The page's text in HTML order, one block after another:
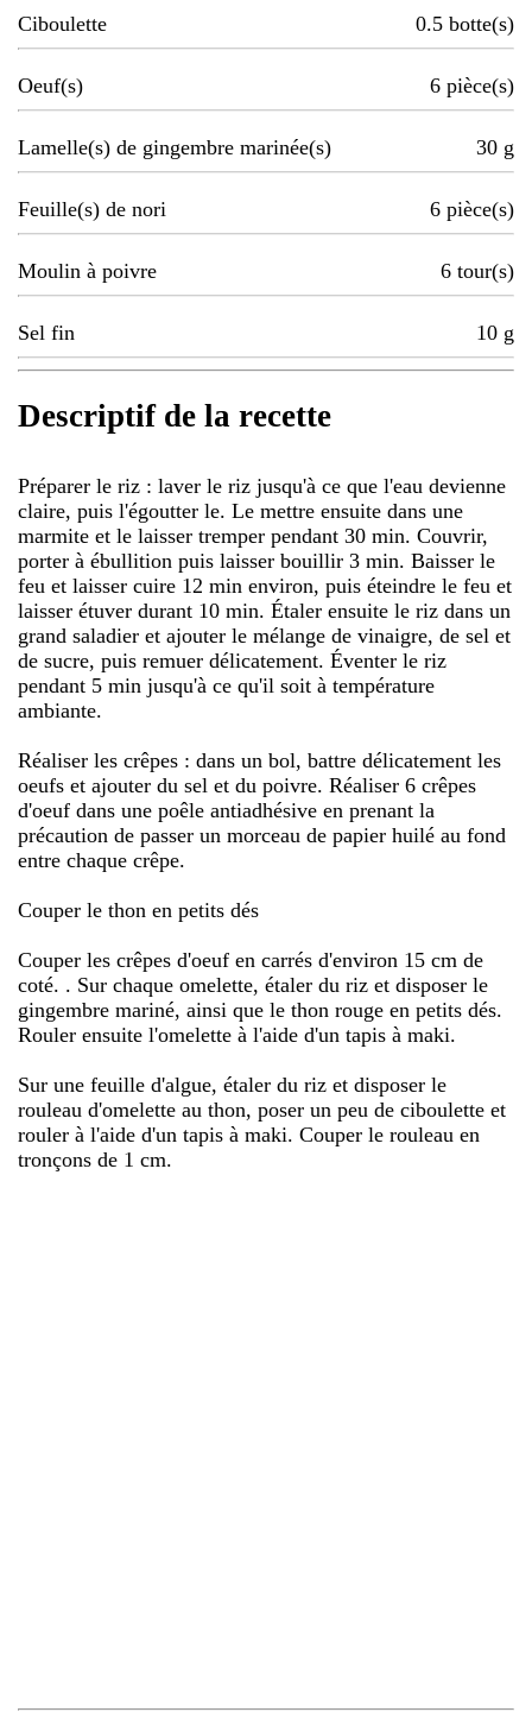
Ciboulette 0.5 botte(s)
Oeuf(s) 6 pièce(s)
Lamelle(s) de gingembre marinée(s) 30 g
Feuille(s) de nori 6 pièce(s)
Moulin à poivre 6 tour(s)
Sel fin 10 g
Descriptif de la recette
Préparer le riz : laver le riz jusqu'à ce que l'eau devienne
claire, puis l'égoutter le. Le mettre ensuite dans une
marmite et le laisser tremper pendant 30 min. Couvrir,
porter à ébullition puis laisser bouillir 3 min. Baisser le
feu et laisser cuire 12 min environ, puis éteindre le feu et
laisser étuver durant 10 min. Étaler ensuite le riz dans un
grand saladier et ajouter le mélange de vinaigre, de sel et
de sucre, puis remuer délicatement. Éventer le riz
pendant 5 min jusqu'à ce qu'il soit à température
ambiante.
Réaliser les crêpes : dans un bol, battre délicatement les
oeufs et ajouter du sel et du poivre. Réaliser 6 crêpes
d'oeuf dans une poêle antiadhésive en prenant la
précaution de passer un morceau de papier huilé au fond
entre chaque crêpe.
Couper le thon en petits dés
Couper les crêpes d'oeuf en carrés d'environ 15 cm de
coté. . Sur chaque omelette, étaler du riz et disposer le
gingembre mariné, ainsi que le thon rouge en petits dés.
Rouler ensuite l'omelette à l'aide d'un tapis à maki.
Sur une feuille d'algue, étaler du riz et disposer le
rouleau d'omelette au thon, poser un peu de ciboulette et
rouler à l'aide d'un tapis à maki. Couper le rouleau en
tronçons de 1 cm.